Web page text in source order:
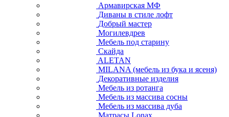
Армавирская МФ
Диваны в стиле лофт
Добрый мастер
Могилевдрев
Мебель под старину
Скайда
ALETAN
MILANA (мебель из бука и ясеня)
Декоративные изделия
Мебель из ротанга
Мебель из массива сосны
Мебель из массива дуба
Матрасы Lonax